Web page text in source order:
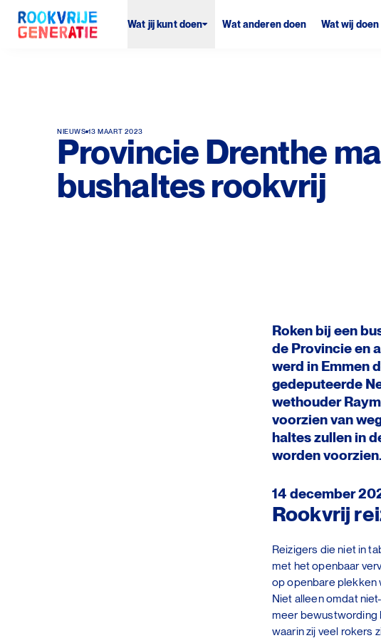
Wat jij kunt doen Wat anderen doen Wat wij doen
NIEUWS 13 MAART 2023
Provincie Drenthe
bushaltes rookvrij
Roken bij een
de Provincie en
werd in Emmen
gedeputeerde
wethouder
voorzien van
haltes zullen in
worden voorzien.
14 december
Rookvrij
Reizigers die niet in
met het openbaar
op openbare plekken
Niet alleen omdat
meer bewustwording
waarin zij veel rokers